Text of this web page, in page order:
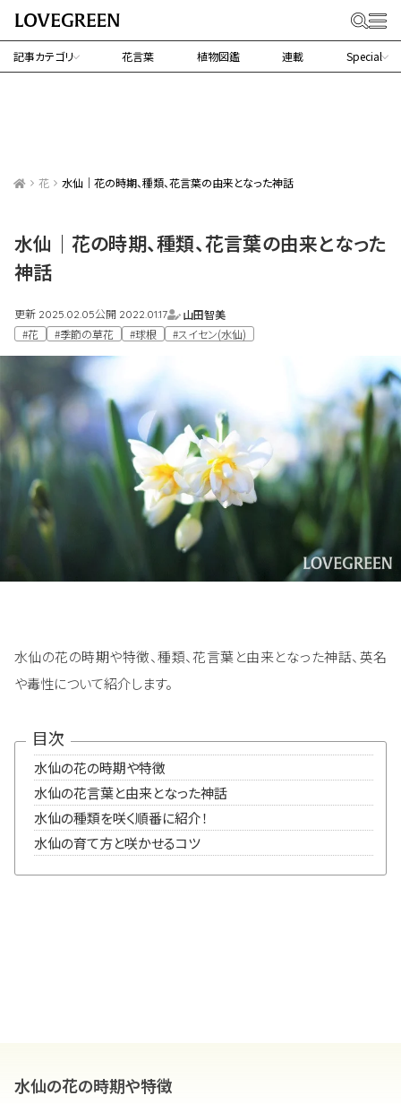
記事カテゴリ 花言葉 植物図鑑 連載 Special
花 水仙｜花の時期、種類、花言葉の由来となった神話
水仙｜花の時期、種類、花言葉の由来となった
神話
更新 2025.02.05公開 2022.01.17
山田智美
#花
#季節の草花 #球根 #スイセン(水仙)
水仙の花の時期や特徴、種類、花言葉と由来となった神話、英名
や毒性について紹介します。
目次
水仙の花の時期や特徴
水仙の花言葉と由来となった神話
水仙の種類を咲く順番に紹介！
水仙の育て方と咲かせるコツ
水仙の花の時期や特徴